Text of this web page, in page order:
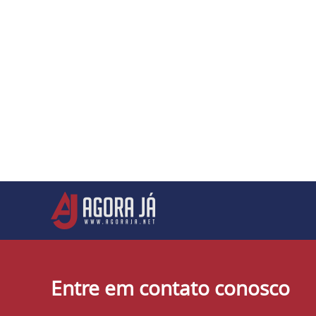
Entre em contato conosco